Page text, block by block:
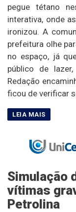
pegue tétano
interativa, onde
ironizou. A
prefeitura olhe
no espaço, já
público de
Redação
ficou de verificar
Simulação
vítimas
Petrolina